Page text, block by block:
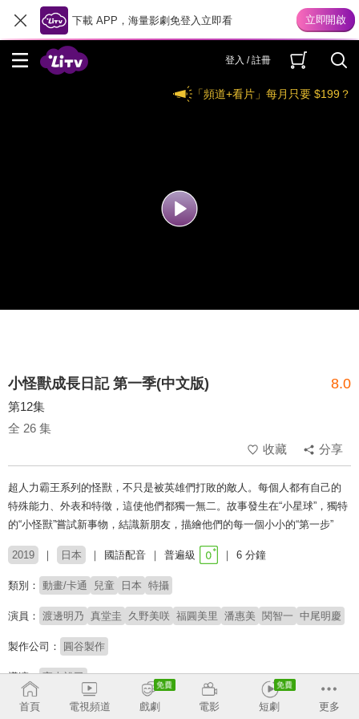
下載 APP，海量影劇免登入立即看
登入 / 註冊
「頻道+看片」每月只要 $199？
小怪獸成長日記 第一季(中文版) 8.0
第12集
全 26 集
收藏
分享
超人力霸王系列的怪獸，不只是被英雄們打敗的敵人。每個人都有自己的
特殊能力、外表和特徵，這使他們都獨一無二。故事發生在“小星球”，獨特
的“小怪獸”嘗試新事物，結識新朋友，描繪他們的每一個小小的“第一步”
2019 日本 國語配音 普遍級 6 分鐘
類別： 動畫/卡通 兒童 日本 特攝
演員： 渡邊明乃 真堂圭 久野美咲 福圓美里 潘惠美 関智一 中尾明慶
製作公司： 圓谷製作
導演： 宇本裕司
配音： 巫玉羚 蕭秀玲 鄭可欣 沈育如 林廷龍 何宥妊 蘇振威
首頁 電視頻道 戲劇 電影 短劇 更多